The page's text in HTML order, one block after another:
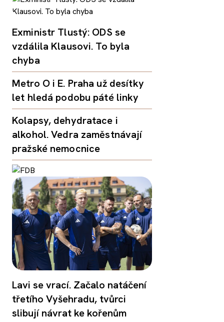
Exministr Tlustý: ODS se
vzdálila Klausovi. To byla
chyba
Metro O i E. Praha už desítky
let hledá podobu páté linky
Kolapsy, dehydratace i
alkohol. Vedra zaměstnávají
pražské nemocnice
Lavi se vrací. Začalo natáčení
třetího Vyšehradu, tvůrci
slibují návrat ke kořenům